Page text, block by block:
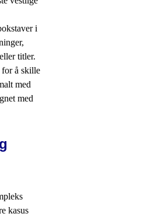
i
titler.
å skille
med
med
kasus